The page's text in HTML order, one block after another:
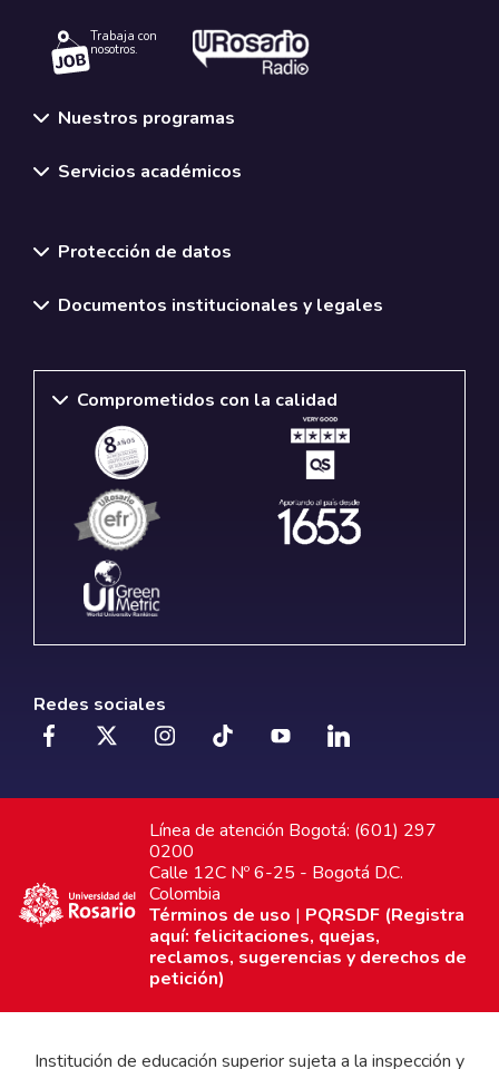
Trabaja con
nosotros.
Nuestros programas
Servicios académicos
Protección de datos
Documentos institucionales y legales
Comprometidos con la calidad
Redes sociales
Línea de atención Bogotá: (601) 297
0200
Calle 12C Nº 6-25 - Bogotá D.C.
Colombia
Términos de uso | PQRSDF (Registra
aquí: felicitaciones, quejas,
reclamos, sugerencias y derechos de
petición)
Institución de educación superior sujeta a la inspección y